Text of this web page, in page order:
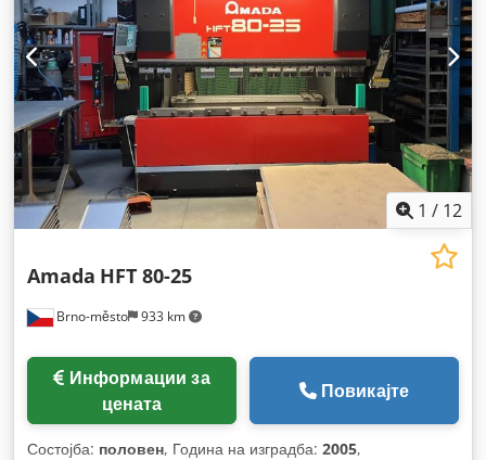
1 / 12
Brno-město 933 km
Amada HFT 80-25
цената
Повикајте
Состојба: половен, Година на изградба: 2005,